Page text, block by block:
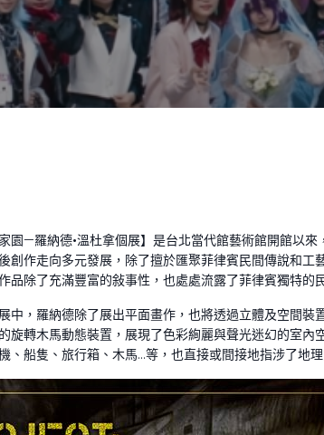
家園—羅納德•溫杜拿個展】是台北當代館藝術館開館以
創作走向多元發展，除了擅於匯聚菲律賓民間傳說和
品除了充滿豐富的敍事性，也處處流露了菲律賓獨特的
中，羅納德除了展出平面畫作，也將透過立體及空間
旋轉木馬動態裝置，展現了色彩絢麗與聲光迷幻的室
、船隻、旅行箱、木馬…等，也直接或間接地指涉了地